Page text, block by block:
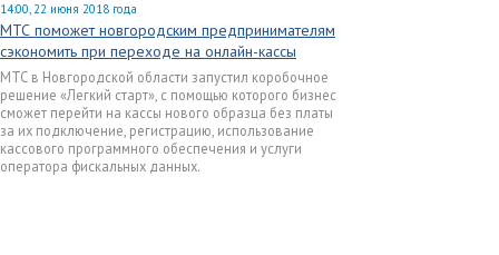
14:00, 22 июня 2018 года
МТС поможет новгородским предпринимателям
сэкономить при переходе на онлайн-кассы
МТС в Новгородской области запустил коробочное
решение «Легкий старт», с помощью которого бизнес
сможет перейти на кассы нового образца без платы
за их подключение, регистрацию, использование
кассового программного обеспечения и услуги
оператора фискальных данных.